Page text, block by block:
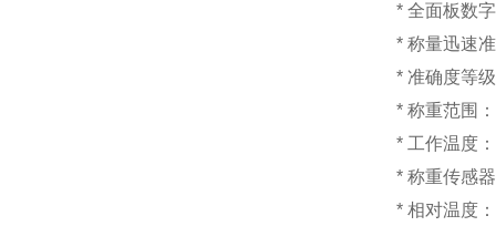
* 全面板数
* 称量迅速
* 准确度
* 称重范
* 工作温
* 称重传
* 相对温